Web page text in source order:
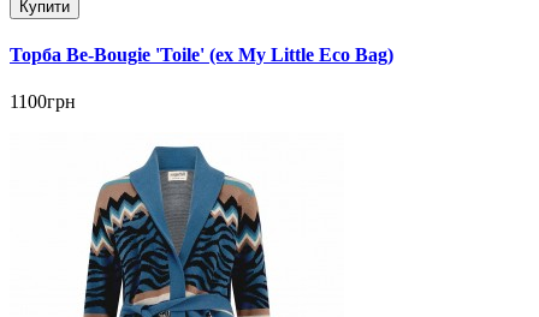
Купити
Торба Be-Bougie 'Toile' (ex My Little Eco Bag)
1100грн